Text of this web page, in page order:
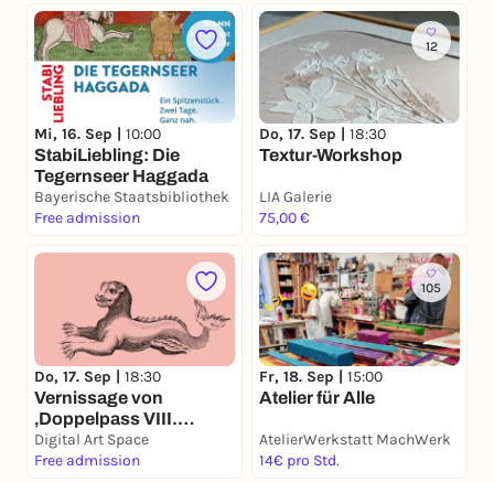
Mi, 16. Sep | 10:00
StabiLiebling: Die
Tegernseer Haggada
Bayerische Staatsbibliothek
Free admission
12
Do, 17. Sep | 18:30
Textur-Workshop
LIA Galerie
75,00 €
Do, 17. Sep | 18:30
Vernissage von
‚Doppelpass VIII.
Erdanziehung
Digital Art Space
Free admission
105
Fr, 18. Sep | 15:00
Atelier für Alle
AtelierWerkstatt MachWerk
14€ pro Std.